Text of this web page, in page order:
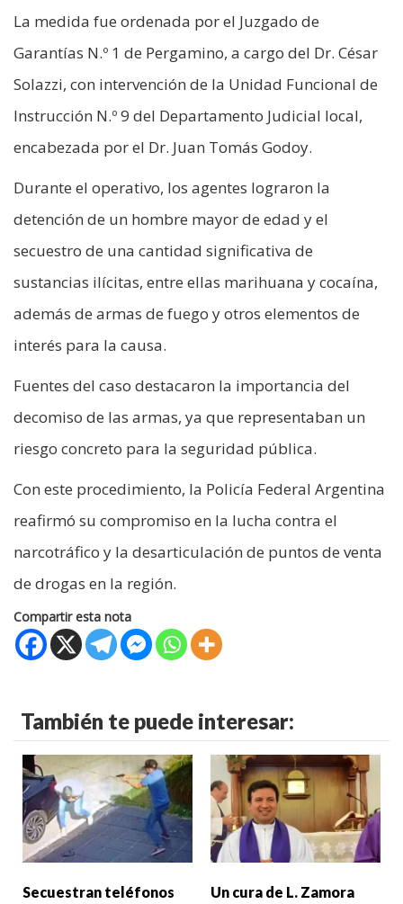
La medida fue ordenada por el Juzgado de
Garantías N.º 1 de Pergamino, a cargo del Dr. César
Solazzi, con intervención de la Unidad Funcional de
Instrucción N.º 9 del Departamento Judicial local,
encabezada por el Dr. Juan Tomás Godoy.
Durante el operativo, los agentes lograron la
detención de un hombre mayor de edad y el
secuestro de una cantidad significativa de
sustancias ilícitas, entre ellas marihuana y cocaína,
además de armas de fuego y otros elementos de
interés para la causa.
Fuentes del caso destacaron la importancia del
decomiso de las armas, ya que representaban un
riesgo concreto para la seguridad pública.
Con este procedimiento, la Policía Federal Argentina
reafirmó su compromiso en la lucha contra el
narcotráfico y la desarticulación de puntos de venta
de drogas en la región.
Compartir esta nota
También te puede interesar:
Secuestran teléfonos Un cura de L. Zamora